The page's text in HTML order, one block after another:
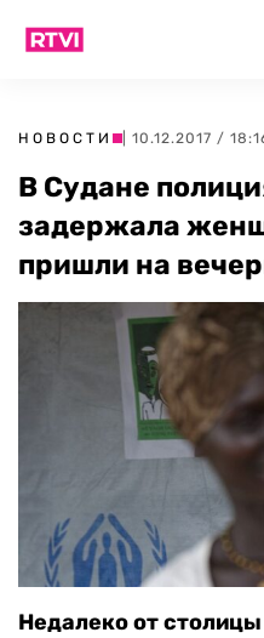
НОВОСТИ | 10.12.2017 /
В Судане
задержала
пришли на
Недалеко от